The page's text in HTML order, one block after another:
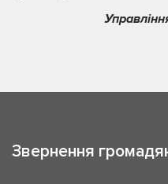
Звернення